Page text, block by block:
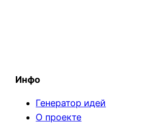
Инфо
Генератор идей
О проекте